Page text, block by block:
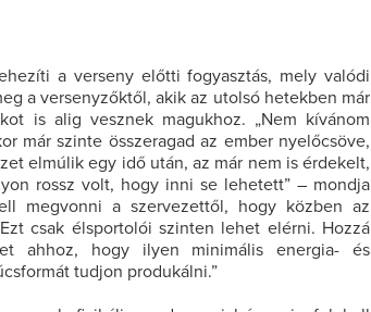
a verseny előtti fogyasztás, mely valódi
a versenyzőktől, akik az utolsó hetekben már
is alig vesznek magukhoz. „Nem kívánom
már szinte összeragad az ember nyelőcsöve,
elmúlik egy idő után, az már nem is érdekelt,
rossz volt, hogy inni se lehetett” – mondja
megvonni a szervezettől, hogy közben az
csak élsportolói szinten lehet elérni. Hozzá
ahhoz, hogy ilyen minimális energia- és
tudjon produkálni.”